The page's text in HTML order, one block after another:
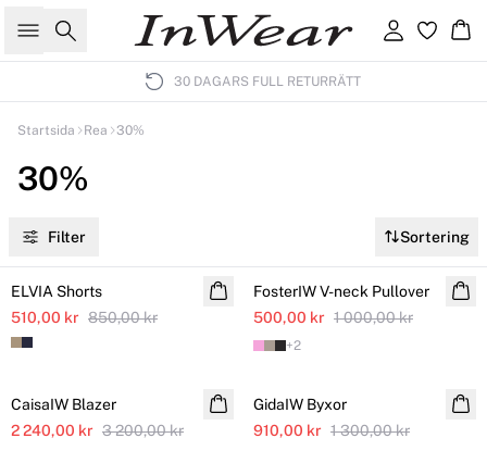
Sök Logga in
30 DAGARS FULL RETURRÄTT
Startsida Rea 30%
30%
Filter Sortering
Ytterligare nedsatt
SALE
ELVIA Shorts
510,00 kr 850,00 kr
Ytterligare nedsatt
FosterIW V-neck Pullover
500,00 kr 1 000,00 kr
+2
Ytterligare nedsatt
CaisaIW Blazer
2 240,00 kr 3 200,00 kr
GidaIW Byxor
910,00 kr 1 300,00 kr